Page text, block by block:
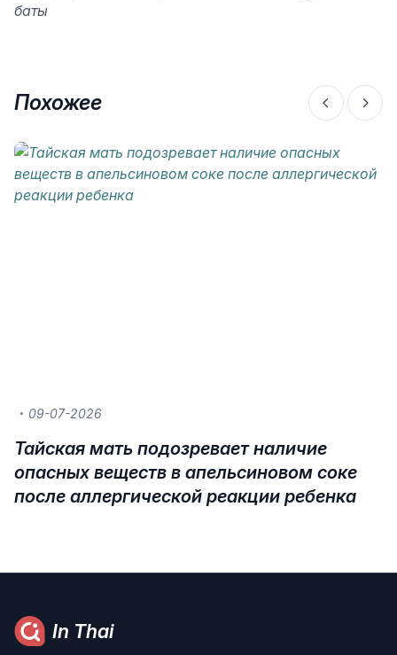
баты
Похожее
09-07-2026
Тайская мать подозревает наличие
опасных веществ в апельсиновом соке
после аллергической реакции ребенка
In Thai